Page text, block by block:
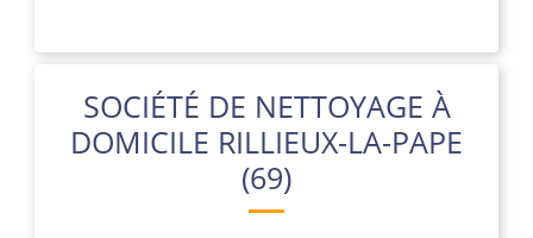
SOCIÉTÉ DE NETTOYAGE À
DOMICILE RILLIEUX-LA-PAPE
(69)